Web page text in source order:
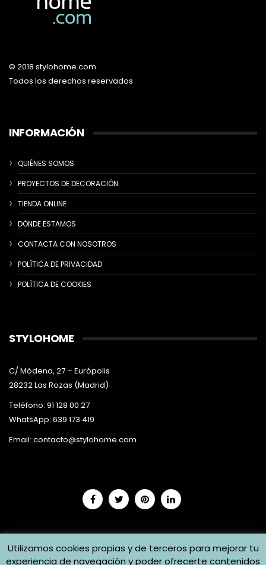
© 2018 stylohome.com
Todos los derechos reservados
INFORMACIÓN
QUIÉNES SOMOS
PROYECTOS DE DECORACIÓN
TIENDA ONLINE
DÓNDE ESTAMOS
CONTACTA CON NOSOTROS
POLÍTICA DE PRIVACIDAD
POLÍTICA DE COOKIES
STYLOHOME
C/ Módena, 27 – Európolis
28232 Las Rozas (Madrid)
Teléfono: 91 128 00 27
WhatsApp: 639 173 419
Email: contacto@stylohome.com
Utilizamos cookies propias y de terceros para mejorar tu
experiencia de navegación y poder ofrecerte contenidos